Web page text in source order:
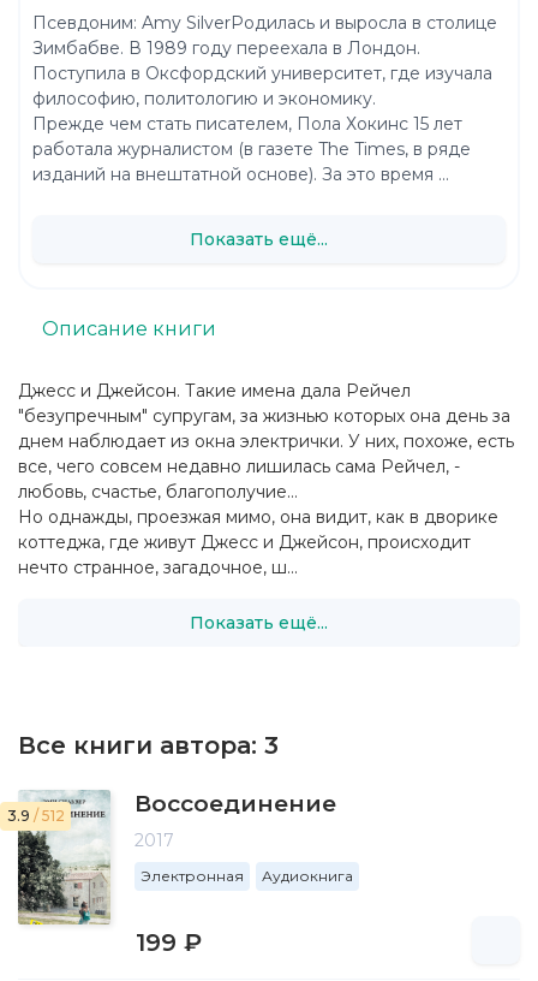
Джесс и Джейсон. Такие имена дала Рейчел
"безупречным" супругам, за жизнью которых она день за
днем наблюдает из окна электрички. У них, похоже, есть
все, чего совсем недавно лишилась сама Рейчел, -
любовь, счастье, благополучие…
Но однажды, проезжая мимо, она видит, как в дворике
коттеджа, где живут Джесс и Джейсон, происходит
нечто странное, загадочное, ш...
Показать ещё...
Описание книги
Все книги автора: 3
3.9 / 512 Воссоединение
2017
Электронная Аудиокнига
199 ₽
Псевдоним: Amy SilverРодилась и выросла в столице
Зимбабве. В 1989 году переехала в Лондон.
Поступила в Оксфордский университет, где изучала
философию, политологию и экономику.
Прежде чем стать писателем, Пола Хокинс 15 лет
работала журналистом (в газете The Times, в ряде
изданий на внештатной основе). За это время ...
Показать ещё...